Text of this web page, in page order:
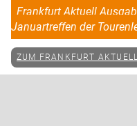
Frankfurt Aktuell
Januartreffen der
ZUM FRANKFURT